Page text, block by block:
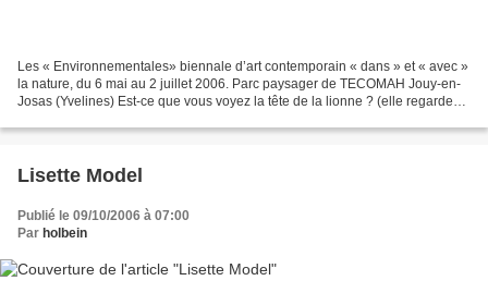
Les « Environnementales» biennale d’art contemporain « dans » et « avec »
la nature, du 6 mai au 2 juillet 2006. Parc paysager de TECOMAH Jouy-en-
Josas (Yvelines) Est-ce que vous voyez la tête de la lionne ? (elle regarde
Lisette Model
Publié le 09/10/2006 à 07:00
Par holbein